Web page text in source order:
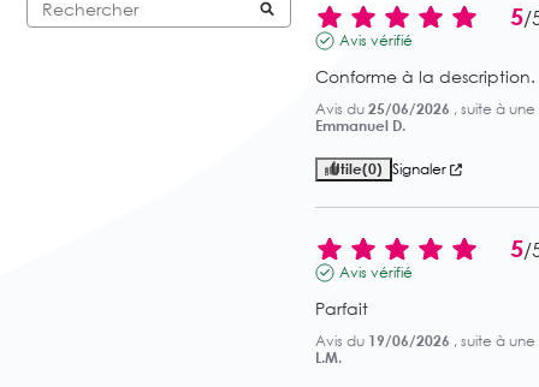
5/
Avis vérifié
Conforme à la description.
Avis du 25/06/2026 , suite à
Emmanuel D.
Utile(0) Signaler
5/
Avis vérifié
Parfait
Avis du 19/06/2026 , suite à
L.M.